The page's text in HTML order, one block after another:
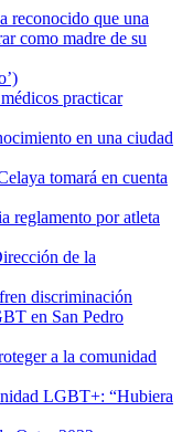
reconocido que una
como madre de su
practicar
en una ciudad
tomará en cuenta
reglamento por atleta
de la
discriminación
en San Pedro
a la comunidad
LGBT+: “Hubiera